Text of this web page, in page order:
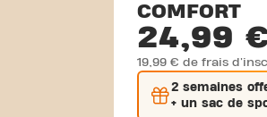
COMFORT
24,99
19,99 € de frais
2 semaines
+ un sac de